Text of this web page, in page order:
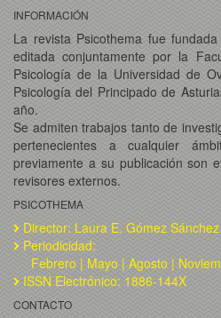
INFORMACIÓN
La revista Psicothema fue
editada conjuntamente por la
Psicología de la Universidad de
Psicología del Principado de
año.
Se admiten trabajos tanto de
pertenecientes a cualquier
previamente a su publicación son
revisores externos.
PSICOTHEMA
Director: Laura E. Gómez Sánchez
Periodicidad:
Febrero | Mayo | Agosto |
ISSN Electrónico: 1886-144X
CONTACTO